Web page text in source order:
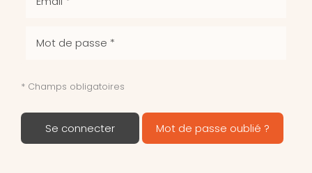
* Champs obligatoires
Se connecter Mot de passe oublié ?